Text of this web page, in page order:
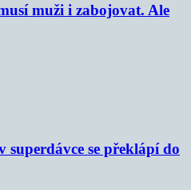
muži i zabojovat. Ale
superdávce se překlápí do